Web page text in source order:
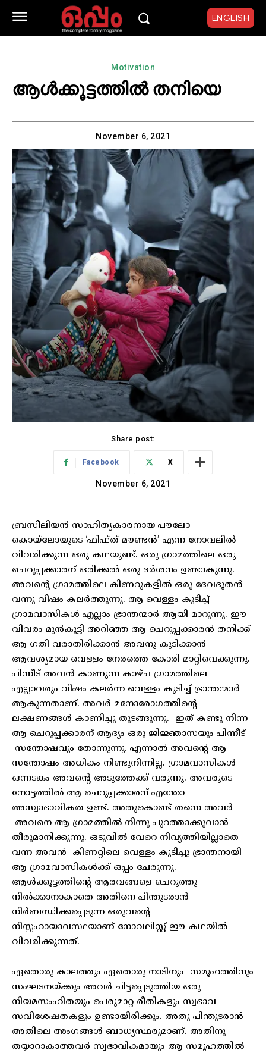
ENGLISH
Motivation
ആൾക്കൂട്ടത്തിൽ തനിയെ
November 6, 2021
Share post:
Facebook X
November 6, 2021
ബ്രസീലിയൻ സാഹിത്യകാരനായ പൗലോ
കൊയ്ലോയുടെ ‘ഫിഫ്ത് മൗണ്ടൻ’ എന്ന നോവലിൽ
വിവരിക്കുന്ന ഒരു കഥയുണ്ട്. ഒരു ഗ്രാമത്തിലെ ഒരു
ചെറുപ്പക്കാരന് ഒരിക്കൽ ഒരു ദർശനം ഉണ്ടാകുന്നു.
അവന്റെ ഗ്രാമത്തിലെ കിണറുകളിൽ ഒരു ദേവദൂതൻ
വന്നു വിഷം കലർത്തുന്നു. ആ വെള്ളം കുടിച്ച്
ഗ്രാമവാസികൾ എല്ലാം ഭ്രാന്തന്മാർ ആയി മാറുന്നു. ഈ
വിവരം മുൻകൂട്ടി അറിഞ്ഞ ആ ചെറുപ്പക്കാരൻ തനിക്ക്
ആ ഗതി വരാതിരിക്കാൻ അവനു കുടിക്കാൻ
ആവശ്യമായ വെള്ളം നേരത്തെ കോരി മാറ്റിവെക്കുന്നു.
പിന്നീട് അവൻ കാണുന്ന കാഴ്ച ഗ്രാമത്തിലെ
എല്ലാവരും വിഷം കലർന്ന വെള്ളം കുടിച്ച് ഭ്രാന്തന്മാർ
ആകുന്നതാണ്. അവർ മനോരോഗത്തിന്റെ
ലക്ഷണങ്ങൾ കാണിച്ചു തുടങ്ങുന്നു. ഇത് കണ്ടു നിന്ന
ആ ചെറുപ്പക്കാരന് ആദ്യം ഒരു ജിജ്ഞാസയും പിന്നീട്
സന്തോഷവും തോന്നുന്നു. എന്നാൽ അവന്റെ ആ
സന്തോഷം അധികം നീണ്ടുനിന്നില്ല. ഗ്രാമവാസികൾ
ഒന്നടങ്കം അവന്റെ അടുത്തേക്ക് വരുന്നു. അവരുടെ
നോട്ടത്തിൽ ആ ചെറുപ്പക്കാരന് എന്തോ
അസ്വാഭാവികത ഉണ്ട്. അതുകൊണ്ട് തന്നെ അവർ
അവനെ ആ ഗ്രാമത്തിൽ നിന്നു പുറത്താക്കുവാൻ
തീരുമാനിക്കുന്നു. ഒടുവിൽ വേറെ നിവൃത്തിയില്ലാതെ
വന്ന അവൻ കിണറ്റിലെ വെള്ളം കുടിച്ചു ഭ്രാന്തനായി
ആ ഗ്രാമവാസികൾക്ക് ഒപ്പം ചേരുന്നു.
ആൾക്കൂട്ടത്തിന്റെ ആരവങ്ങളെ ചെറുത്തു
നിൽക്കാനാകാതെ അതിനെ പിന്തുടരാൻ
നിർബന്ധിക്കപ്പെടുന്ന ഒരുവന്റെ
നിസ്സഹായാവസ്ഥയാണ് നോവലിസ്റ്റ് ഈ കഥയിൽ
വിവരിക്കുന്നത്.
ഏതൊരു കാലത്തും ഏതൊരു നാടിനും സമൂഹത്തിനും
സംഘടനയ്ക്കും അവർ ചിട്ടപ്പെടുത്തിയ ഒരു
നിയമസംഹിതയും പെരുമാറ്റ രീതികളും സ്വഭാവ
സവിശേഷതകളും ഉണ്ടായിരിക്കും. അതു പിന്തുടരാൻ
അതിലെ അംഗങ്ങൾ ബാധ്യസ്ഥരുമാണ്. അതിനു
തയ്യാറാകാത്തവർ സ്വഭാവികമായും ആ സമൂഹത്തിൽ